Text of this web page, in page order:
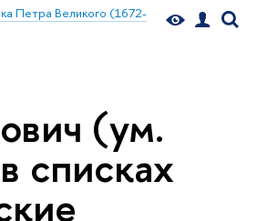
Петра Великого (1672-
(ум.
списках